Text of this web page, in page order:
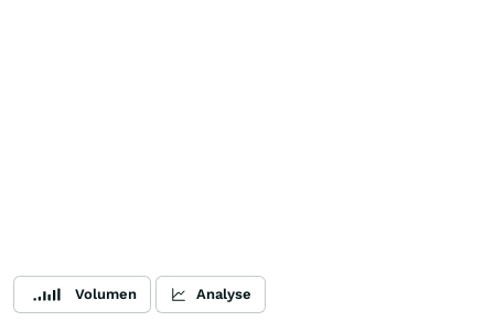
Volumen Analyse